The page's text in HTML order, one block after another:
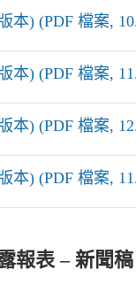
本) (PDF 檔案,
本) (PDF 檔案,
本) (PDF 檔案,
本) (PDF 檔案,
報表 – 新聞稿